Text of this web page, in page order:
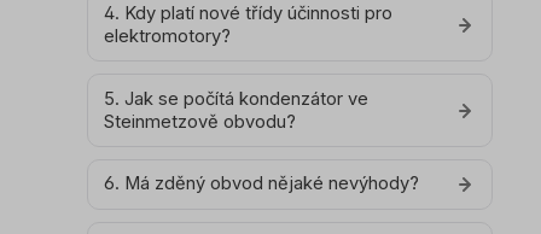
4. Kdy platí nové třídy účinnosti pro
elektromotory?
5. Jak se počítá kondenzátor ve
Steinmetzově obvodu?
6. Má zděný obvod nějaké nevýhody?